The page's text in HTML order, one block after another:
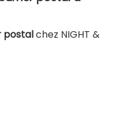
postalchez NIGHT &